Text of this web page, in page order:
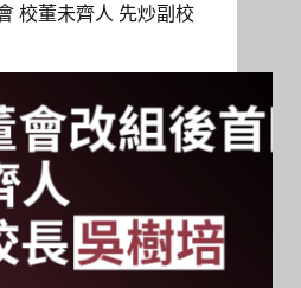
校董未齊人 先炒副校